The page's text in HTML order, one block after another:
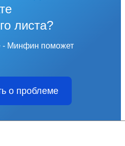
листа?
- Минфин поможет
о проблеме